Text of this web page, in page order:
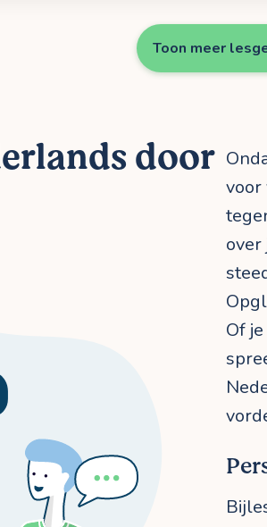
Toon meer
door
Of